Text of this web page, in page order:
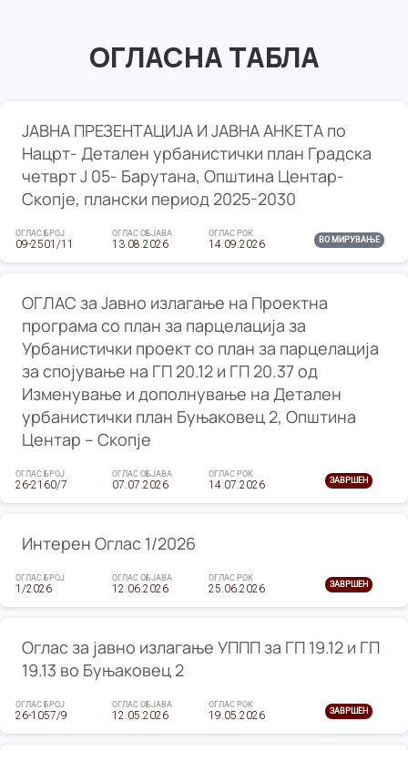
ОГЛАСНА ТАБЛА
ЈАВНА ПРЕЗЕНТАЦИЈА И ЈАВНА АНКЕТА по
Нацрт- Детален урбанистички план Градска
четврт Ј 05- Барутана, Општина Центар-
Скопје, плански период 2025-2030
ОГЛАС БРОЈ
09-2501/11
ОГЛАС ОБЈАВА
13.08.2026
ОГЛАС РОК
14.09.2026 ВО МИРУВАЊЕ
ОГЛАС за Јавно излагање на Проектна
програма со план за парцелација за
Урбанистички проект со план за парцелација
за спојување на ГП 20.12 и ГП 20.37 од
Изменување и дополнување на Детален
урбанистички план Буњаковец 2, Општина
Центар – Скопје
ОГЛАС БРОЈ
26-2160/7
ОГЛАС ОБЈАВА
07.07.2026
ОГЛАС РОК
14.07.2026 ЗАВРШЕН
Интерен Оглас 1/2026
ОГЛАС БРОЈ
1/2026
ОГЛАС ОБЈАВА
12.06.2026
ОГЛАС РОК
25.06.2026 ЗАВРШЕН
Оглас за јавно излагање УППП за ГП 19.12 и ГП
19.13 во Буњаковец 2
ОГЛАС БРОЈ
26-1057/9
ОГЛАС ОБЈАВА
12.05.2026
ОГЛАС РОК
19.05.2026 ЗАВРШЕН